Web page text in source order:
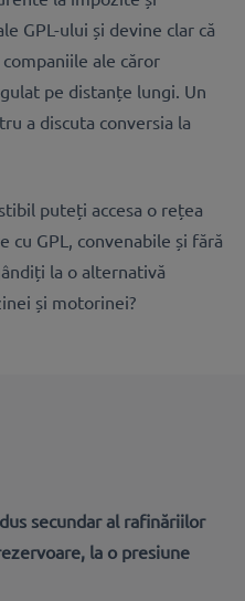
GPL-ului și devine clar că
ale căror
pe distanțe lungi. Un
a discuta conversia la
puteți accesa o rețea
cu GPL, convenabile și fără
la o alternativă
și motorinei?
secundar al rafinăriilor
la o presiune